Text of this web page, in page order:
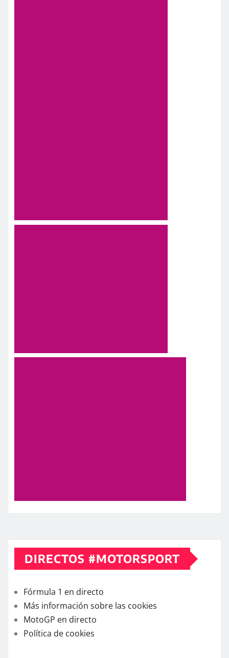
DIRECTOS #MOTORSPORT
Fórmula 1 en directo
Más información sobre las cookies
MotoGP en directo
Política de cookies